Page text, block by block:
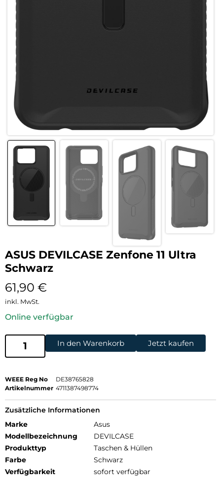
ASUS DEVILCASE Zenfone 11 Ultra
Schwarz
61,90 €
inkl. MwSt.
Online verfügbar
In den Warenkorb Jetzt kaufen
WEEE Reg No
DE38765828
Artikelnummer 4711387498774
Zusätzliche Informationen
Marke
Asus
Modellbezeichnung
DEVILCASE
Produkttyp
Taschen & Hüllen
Farbe
Schwarz
Verfügbarkeit
sofort verfügbar